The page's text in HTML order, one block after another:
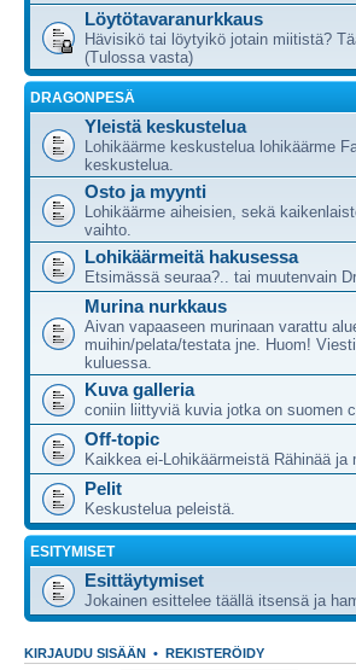
Löytötavaranurkkaus
Hävisikö tai löytyikö jotain miitistä?
(Tulossa vasta)
DRAGONPESÄ
Yleistä keskustelua
Lohikäärme keskustelua lohikäärme
keskustelua.
Osto ja myynti
Lohikäärme aiheisien, sekä
vaihto.
Lohikäärmeitä hakusessa
Etsimässä seuraa?.. tai muutenvain
Murina nurkkaus
Aivan vapaaseen murinaan varattu
muihin/pelata/testata jne. Huom!
kuluessa.
Kuva galleria
coniin liittyviä kuvia jotka on suomen
Off-topic
Kaikkea ei-Lohikäärmeistä Rähinää ja
Pelit
Keskustelua peleistä.
ESITYMISET
Esittäytymiset
Jokainen esittelee täällä itsensä ja
KIRJAUDU SISÄÄN • REKISTERÖIDY